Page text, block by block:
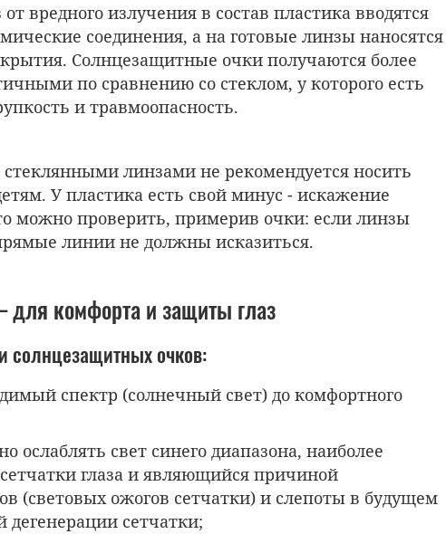
вредного излучения в состав пластика вводятся
соединения, а на готовые линзы наносятся
Солнцезащитные очки получаются более
по сравнению со стеклом, у которого есть
и травмоопасность.
линзами не рекомендуется носить
У пластика есть свой минус - искажение
можно проверить, примерив очки: если линзы
линии не должны исказиться.
комфорта и защиты глаз
солнцезащитных очков:
спектр (солнечный свет) до комфортного
ослаблять свет синего диапазона, наиболее
глаза и являющийся причиной
(световых ожогов сетчатки) и слепоты в будущем
дегенерации сетчатки;